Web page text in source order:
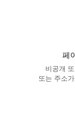
페
비공개
또는 주소